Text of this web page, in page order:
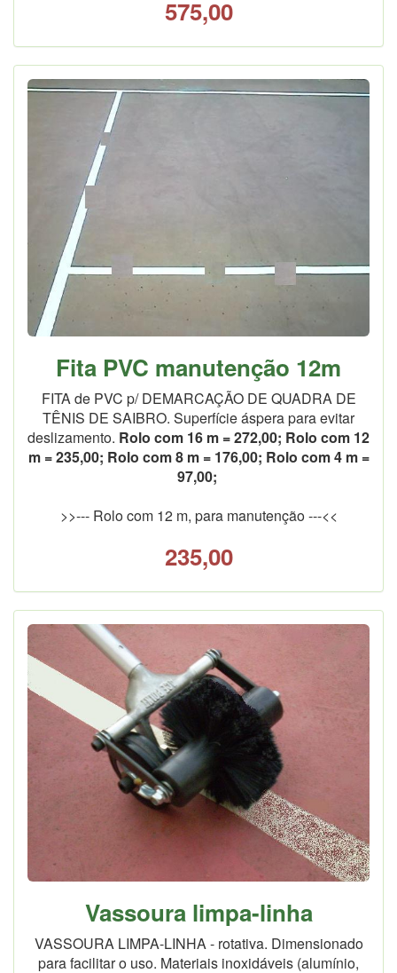
575,00
Fita PVC manutenção 12m
FITA de PVC p/ DEMARCAÇÃO DE QUADRA DE
TÊNIS DE SAIBRO. Superfície áspera para evitar
deslizamento. Rolo com 16 m = 272,00; Rolo com 12
m = 235,00; Rolo com 8 m = 176,00; Rolo com 4 m =
97,00;
>>--- Rolo com 12 m, para manutenção ---<<
235,00
Vassoura limpa-linha
VASSOURA LIMPA-LINHA - rotativa. Dimensionado
para facilitar o uso. Materiais inoxidáveis (alumínio,